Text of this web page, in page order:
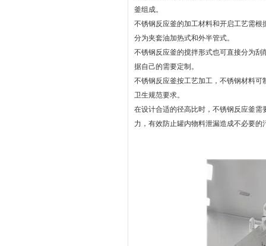
釜组成。
不锈钢反应釜的加工材料和开启工艺需
分为夹套油加热式和外半管式。
不锈钢反应釜的搅拌形式也可直接分为
据自己的需要定制。
不锈钢反应釜按工艺加工，不锈钢材料
卫生规范要求。
在设计合适的径高比时，不锈钢反应釜
力，有效防止罐内物料泄漏造成不必要的